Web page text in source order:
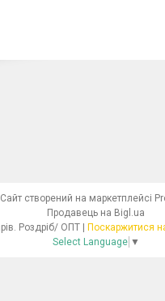
Сайт створений на маркетплейсі
Продавець на Bigl.ua
Інтернет - магазин топових товарів. Роздріб/ ОПТ | Поскаржитися
Select Language ▼